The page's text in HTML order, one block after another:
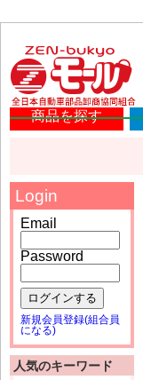
商品を探す
Login
Email
Password
ログインする
新規会員登録(組合員
になる)
人気のキーワード